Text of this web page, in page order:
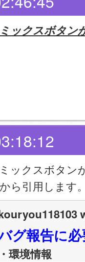
ックスボタン
ックスボタン
ら引用します
グ報告に
・環境情報